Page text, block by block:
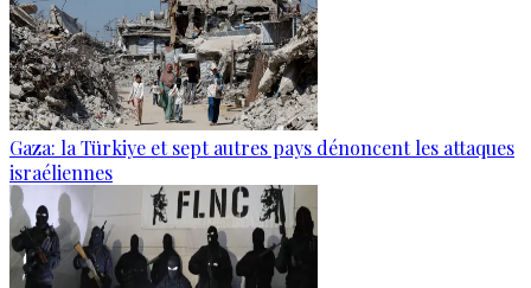
Gaza: la Türkiye et sept autres pays dénoncent les attaques
israéliennes